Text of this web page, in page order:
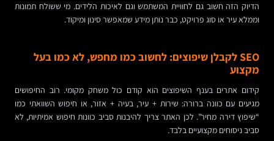
הדיוק הזה חשוב גם לחוויית המשתמש וגם לאיכות הלידים. מי ששולח תמונות
וממלא עיר או סוג פרויקט, כבר נותן מידע שמאפשר סינון ומיקוד.
SEO לקבלן שיפוצים: לחשוב כמו מחפש, לא כמו בעל
מקצוע
קידום אתרים בענף השיפוצים הוא קודם כול משחק מקומי. רוב החיפושים
מגיעים עם כוונה ברורה: שירות + עיר, בעיה + אזור, או חיפוש השוואתי כמו
“שיפוץ דירה מחיר”. לכן האתר צריך להיבנות סביב כוונות חיפוש אמיתיות, לא
סביב ניסוחים מקצועיים בלבד.